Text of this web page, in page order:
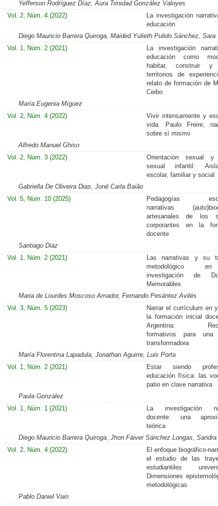
Yefferson Rodríguez Díaz, Aura Trinidad González Valoyes
Vol. 2, Núm. 4 (2022)
La investigación
educación
Diego Mauricio Barrera Quiroga, Maided Yulieth Pulido Sánchez,
Vol. 1, Núm. 2 (2021)
La investigación
educación como
habitar, construir y
territorios de
relato de formación de
Ceibo
María Eugenia Míguez
Vol. 2, Núm. 4 (2022)
Vivir intensamente y
vida. Paulo Freire,
sobre sí mismo
Alfredo Manuel Ghiso
Vol. 2, Núm. 3 (2022)
Orientación sexual y
sexual infantil:
escolar, familiar y social
Gabriella De Oliveira Dias, Jonê Carla Baião
Vol. 5, Núm. 10 (2025)
Pedagogías
narrativas
artesanales de los
corporantes en la
docente
Santiago Diaz
Vol. 1, Núm. 2 (2021)
Las narrativas y su
metodológico
investigación de
Memorables
Maria de Lourdes Moscoso Amador, Fernando Pesántez Avilés
Vol. 3, Núm. 5 (2023)
Narrar el currículum en
la formación inicial
Argentina:
formativos para una
transformadora
María Florentina Lapadula, Jonathan Aguirre, Luis Porta
Vol. 1, Núm. 2 (2021)
Estar siendo
educación física: las
patio en clave narrativa
Paula González
Vol. 1, Núm. 1 (2021)
La investigación
docente: una
teórica
Diego Mauricio Barrera Quiroga, Jhon Fáiver Sánchez Longas,
Vol. 2, Núm. 4 (2022)
El enfoque biográfico-
el estudio de las
estudiantiles
Dimensiones
metodológicas
Pablo Daniel Vain